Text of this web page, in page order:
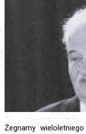
Żegnamy